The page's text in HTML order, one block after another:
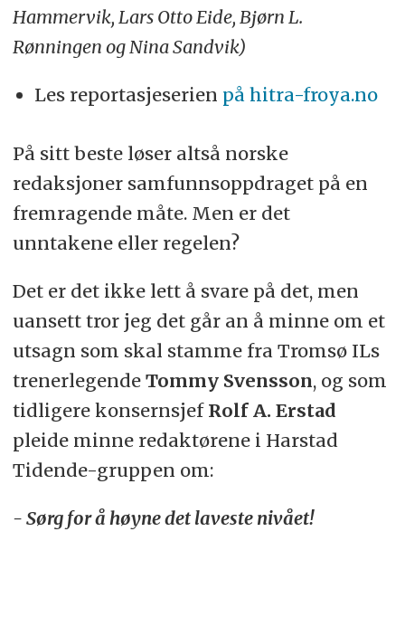
Hammervik, Lars Otto Eide, Bjørn L.
Rønningen og Nina Sandvik)
Les reportasjeserien på hitra-froya.no
På sitt beste løser altså norske
redaksjoner samfunnsoppdraget på en
fremragende måte. Men er det
unntakene eller regelen?
Det er det ikke lett å svare på det, men
uansett tror jeg det går an å minne om et
utsagn som skal stamme fra Tromsø ILs
trenerlegendeTommy Svensson, og som
tidligere konsernsjef Rolf A. Erstad
pleide minne redaktørene i Harstad
Tidende-gruppen om:
- Sørg for å høyne det laveste nivået!